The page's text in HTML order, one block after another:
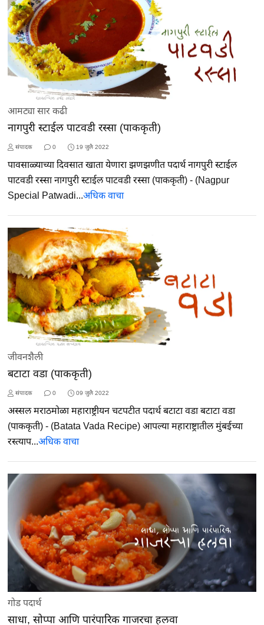
आमट्या सार कढी
नागपुरी स्टाईल पाटवडी रस्सा (पाककृती)
संपादक 0 19 जुलै 2022
पावसाळ्याच्या दिवसात खाता येणारा झणझणीत पदार्थ नागपुरी स्टाईल
पाटवडी रस्सा नागपुरी स्टाईल पाटवडी रस्सा (पाककृती) - (Nagpur
Special Patwadi...अधिक वाचा
जीवनशैली
बटाटा वडा (पाककृती)
संपादक 0 09 जुलै 2022
अस्सल मराठमोळा महाराष्ट्रीयन चटपटीत पदार्थ बटाटा वडा बटाटा वडा
(पाककृती) - (Batata Vada Recipe) आपल्या महाराष्ट्रातील मुंबईच्या
रस्त्याप...अधिक वाचा
गोड पदार्थ
साधा, सोप्पा आणि पारंपारिक गाजरचा हलवा